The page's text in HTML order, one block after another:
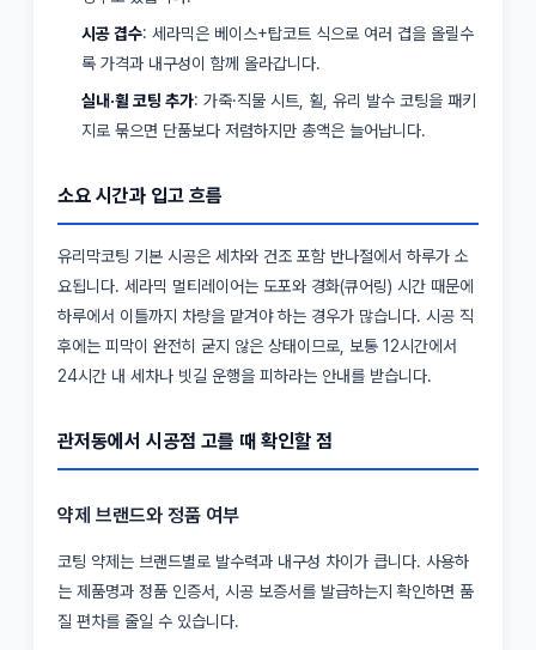
시공 겹수: 세라믹은 베이스+탑코트 식으로 여러 겹을 올릴수
록 가격과 내구성이 함께 올라갑니다.
실내·휠 코팅 추가: 가죽·직물 시트, 휠, 유리 발수 코팅을 패키
지로 묶으면 단품보다 저렴하지만 총액은 늘어납니다.
소요 시간과 입고 흐름
유리막코팅 기본 시공은 세차와 건조 포함 반나절에서 하루가 소
요됩니다. 세라믹 멀티레이어는 도포와 경화(큐어링) 시간 때문에
하루에서 이틀까지 차량을 맡겨야 하는 경우가 많습니다. 시공 직
후에는 피막이 완전히 굳지 않은 상태이므로, 보통 12시간에서
24시간 내 세차나 빗길 운행을 피하라는 안내를 받습니다.
관저동에서 시공점 고를 때 확인할 점
약제 브랜드와 정품 여부
코팅 약제는 브랜드별로 발수력과 내구성 차이가 큽니다. 사용하
는 제품명과 정품 인증서, 시공 보증서를 발급하는지 확인하면 품
질 편차를 줄일 수 있습니다.